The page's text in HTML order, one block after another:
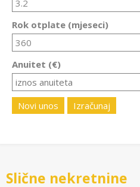
Rok otplate (mjeseci)
Anuitet (€)
Novi unos Izračunaj
Slične nekretnine